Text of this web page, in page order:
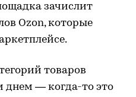
зачислит
Ozon, которые
товаров
— когда-то это